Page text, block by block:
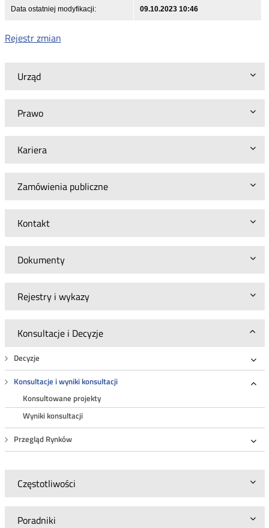
Urząd
Prawo
Kariera
Zamówienia publiczne
Kontakt
Dokumenty
Rejestry i wykazy
Konsultacje i Decyzje
Decyzje
Konsultacje i wyniki konsultacji
Konsultowane projekty
Wyniki konsultacji
Przegląd Rynków
Częstotliwości
Poradniki
Data ostatniej modyfikacji: 09.10.2023 10:46
Rejestr zmian